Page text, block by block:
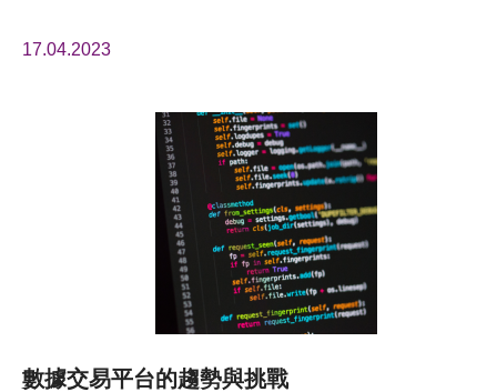
17.04.2023
數據交易平台的趨勢與挑戰